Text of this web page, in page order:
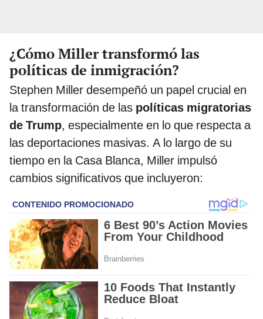
¿Cómo Miller transformó las
políticas de inmigración?
Stephen Miller desempeñó un papel crucial en
la transformación de las políticas migratorias
de Trump, especialmente en lo que respecta a
las deportaciones masivas. A lo largo de su
tiempo en la Casa Blanca, Miller impulsó
cambios significativos que incluyeron: